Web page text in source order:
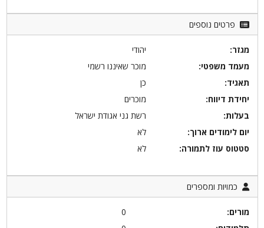
פרטים נוספים
מגזר:
יהודי
מעמד משפטי:
מוכר שאיננו רשמי
תאגיד:
כן
יחידת דיווח:
מוכרים
בעלות:
רשת גני אגודת ישראל
יום לימודים ארוך:
לא
סטטוס עוז לתמורה:
לא
כמויות ומספרים
מורים:
0